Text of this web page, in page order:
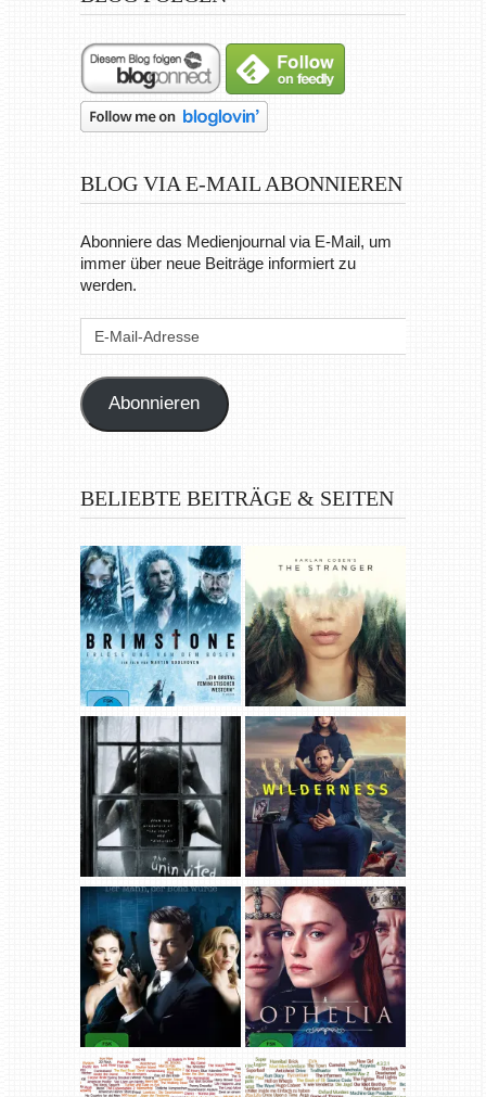
BLOG VIA E-MAIL ABONNIEREN
Abonniere das Medienjournal via E-Mail, um
immer über neue Beiträge informiert zu
werden.
Abonnieren
BELIEBTE BEITRÄGE & SEITEN